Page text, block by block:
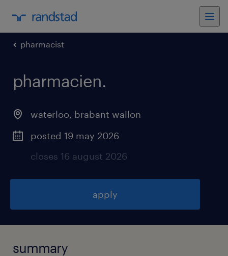
pharmacist
pharmacien.
waterloo, brabant wallon
posted 19 may 2026
closes 16 august 2026
apply
summary